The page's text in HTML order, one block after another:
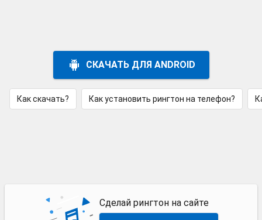
СКАЧАТЬ ДЛЯ ANDROID
Как скачать? Как установить рингтон на телефон?
Сделай рингтон на сайте